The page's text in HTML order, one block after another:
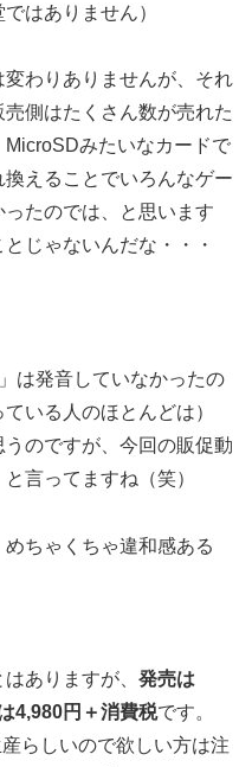
はありません）
わりありませんが、それ
側はたくさん数が売れた
みたいなカードで
えることでいろんなゲー
たのでは、と思います
じゃないんだな・・・
は発音していなかったの
いる人のほとんどは）
うのですが、今回の販促動
言ってますね（笑）
ちゃくちゃ違和感ある
ありますが、 発売は
4,980円＋消費税です。
らしいので欲しい方は注